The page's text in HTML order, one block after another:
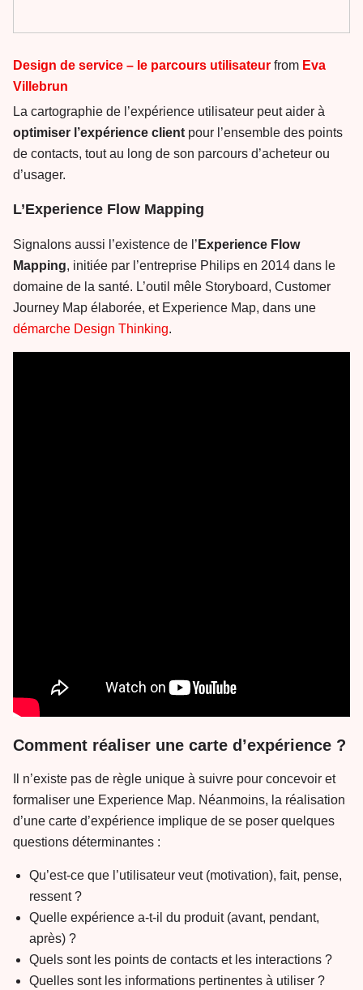
Design de service – le parcours utilisateur from Eva
Villebrun
La cartographie de l’expérience utilisateur peut aider à
optimiser l’expérience client pour l’ensemble des points
de contacts, tout au long de son parcours d’acheteur ou
d’usager.
L’Experience Flow Mapping
Signalons aussi l’existence de l’ Experience Flow
Mapping, initiée par l’entreprise Philips en 2014 dans le
domaine de la santé. L’outil mêle Storyboard, Customer
Journey Map élaborée, et Experience Map, dans une
démarche Design Thinking.
Comment réaliser une carte d’expérience ?
Il n’existe pas de règle unique à suivre pour concevoir et
formaliser une Experience Map. Néanmoins, la réalisation
d’une carte d’expérience implique de se poser quelques
questions déterminantes :
Qu’est-ce que l’utilisateur veut (motivation), fait, pense,
ressent ?
Quelle expérience a-t-il du produit (avant, pendant,
après) ?
Quels sont les points de contacts et les interactions ?
Quelles sont les informations pertinentes à utiliser ?